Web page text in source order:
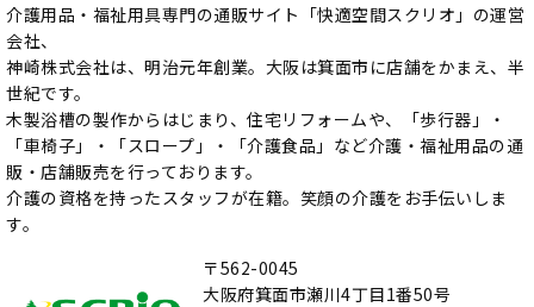
介護用品・福祉用具専門の通販サイト「快適空間スクリオ」の運営
会社、
神崎株式会社は、明治元年創業。大阪は箕面市に店舗をかまえ、半
世紀です。
木製浴槽の製作からはじまり、住宅リフォームや、「歩行器」・
「車椅子」・「スロープ」・「介護食品」など介護・福祉用品の通
販・店舗販売を行っております。
介護の資格を持ったスタッフが在籍。笑顔の介護をお手伝いしま
す。
〒562-0045
大阪府箕面市瀬川4丁目1番50号